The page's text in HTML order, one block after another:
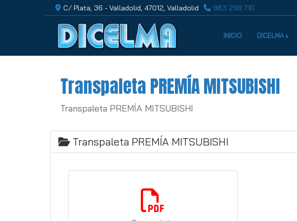
C/ Plata, 36 - Valladolid, 47012, Valladolid 983 299 710
INICIO DICELMA
Transpaleta PREMÍA MITSUBISHI
Transpaleta PREMÍA MITSUBISHI
Transpaleta PREMÍA MITSUBISHI